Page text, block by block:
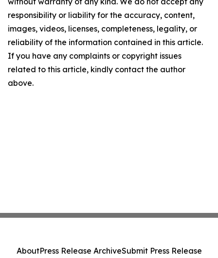
responsibility or liability for the accuracy, content,
images, videos, licenses, completeness, legality, or
reliability of the information contained in this article.
If you have any complaints or copyright issues
related to this article, kindly contact the author
above.
AboutPress Release ArchiveSubmit Press Release